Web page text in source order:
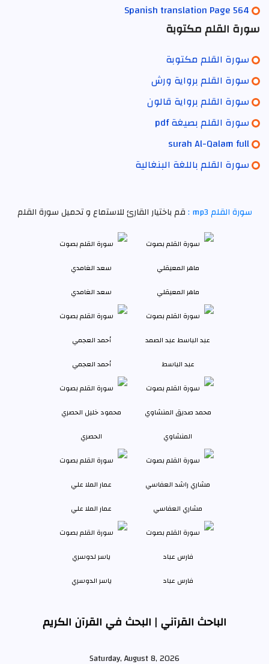
Spanish translation Page 564
سورة القلم مكتوبة
سورة القلم مكتوبة
سورة القلم برواية ورش
سورة القلم برواية قالون
سورة القلم بصيغة pdf
surah Al-Qalam full
سورة القلم باللغة البنغالية
سورة القلم mp3 : قم باختيار القارئ للاستماع و تحميل سورة القلم
ماهر المعيقلي سعد الغامدي
عبد الباسط أحمد العجمي
المنشاوي الحصري
مشاري العفاسي عمار الملا علي
فارس عباد ياسر الدوسري
الباحث القرآني | البحث في القرآن الكريم
Saturday, August 8, 2026